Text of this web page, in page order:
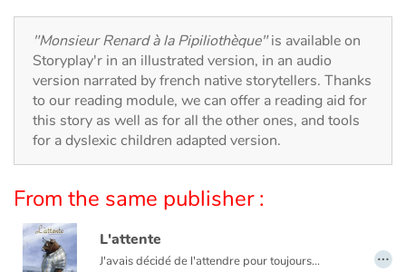
The animals
Travel, epic, investigation, adventure
Around the world
Learning
Arts, space, activities
Documentaries
"Monsieur Renard à la Pipiliothèque"is available on
Storyplay'r in an illustrated version, in an audio
version narrated by french native storytellers. Thanks
to our reading module, we can offer a reading aid for
this story as well as for all the other ones, and tools
for a dyslexic children adapted version.
From the same publisher :
L'attente
J'avais décidé de l'attendre pour toujours... …